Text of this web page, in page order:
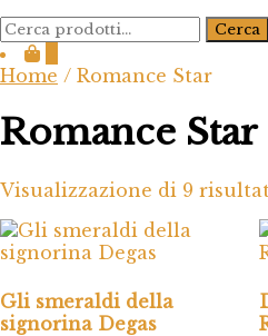
Cerca:
Cerca
Home / Romance Star
Romance Star
Visualizzazione di 9
Gli smeraldi della
signorina Degas